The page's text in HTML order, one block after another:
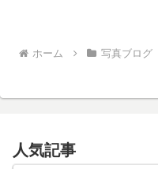
ホーム 写真ブログ
人気記事